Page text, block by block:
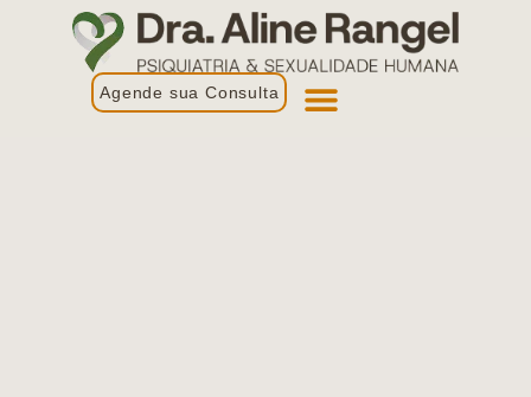
Agende sua Consulta